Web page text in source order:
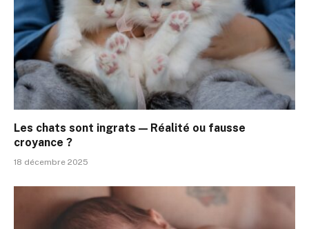
Les chats sont ingrats — Réalité ou fausse
croyance ?
18 décembre 2025